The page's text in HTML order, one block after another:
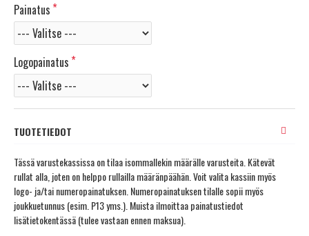
Painatus
Logopainatus
TUOTETIEDOT
Tässä varustekassissa on tilaa isommallekin määrälle varusteita. Kätevät
rullat alla, joten on helppo rullailla määränpäähän. Voit valita kassiin myös
logo- ja/tai numeropainatuksen. Numeropainatuksen tilalle sopii myös
joukkuetunnus (esim. P13 yms.). Muista ilmoittaa painatustiedot
lisätietokentässä (tulee vastaan ennen maksua).